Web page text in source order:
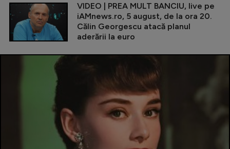
VIDEO | PREA MULT BANCIU, live pe
iAMnews.ro, 5 august, de la ora 20.
Călin Georgescu atacă planul
aderării la euro